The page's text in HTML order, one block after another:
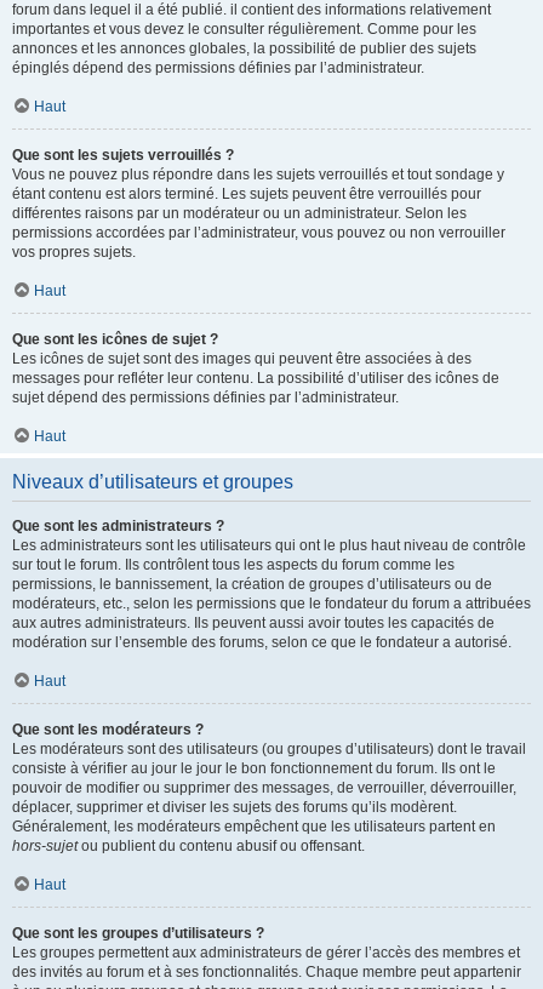
forum dans lequel il a été publié. il contient des informations relativement
importantes et vous devez le consulter régulièrement. Comme pour les
annonces et les annonces globales, la possibilité de publier des sujets
épinglés dépend des permissions définies par l’administrateur.
Haut
Que sont les sujets verrouillés ?
Vous ne pouvez plus répondre dans les sujets verrouillés et tout sondage y
étant contenu est alors terminé. Les sujets peuvent être verrouillés pour
différentes raisons par un modérateur ou un administrateur. Selon les
permissions accordées par l’administrateur, vous pouvez ou non verrouiller
vos propres sujets.
Haut
Que sont les icônes de sujet ?
Les icônes de sujet sont des images qui peuvent être associées à des
messages pour refléter leur contenu. La possibilité d’utiliser des icônes de
sujet dépend des permissions définies par l’administrateur.
Haut
Niveaux d’utilisateurs et groupes
Que sont les administrateurs ?
Les administrateurs sont les utilisateurs qui ont le plus haut niveau de contrôle
sur tout le forum. Ils contrôlent tous les aspects du forum comme les
permissions, le bannissement, la création de groupes d’utilisateurs ou de
modérateurs, etc., selon les permissions que le fondateur du forum a attribuées
aux autres administrateurs. Ils peuvent aussi avoir toutes les capacités de
modération sur l’ensemble des forums, selon ce que le fondateur a autorisé.
Haut
Que sont les modérateurs ?
Les modérateurs sont des utilisateurs (ou groupes d’utilisateurs) dont le travail
consiste à vérifier au jour le jour le bon fonctionnement du forum. Ils ont le
pouvoir de modifier ou supprimer des messages, de verrouiller, déverrouiller,
déplacer, supprimer et diviser les sujets des forums qu’ils modèrent.
Généralement, les modérateurs empêchent que les utilisateurs partent en
hors-sujetou publient du contenu abusif ou offensant.
Haut
Que sont les groupes d’utilisateurs ?
Les groupes permettent aux administrateurs de gérer l’accès des membres et
des invités au forum et à ses fonctionnalités. Chaque membre peut appartenir